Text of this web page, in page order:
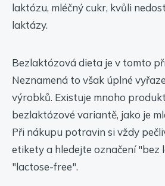
laktózu, mléčný cukr, kvůli
laktázy.
Bezlaktózová dieta je v tomto
Neznamená to však úplné
výrobků. Existuje mnoho
bezlaktózové variantě, jako je
Při nákupu potravin si vždy
etikety a hledejte označení "bez
"lactose-free".